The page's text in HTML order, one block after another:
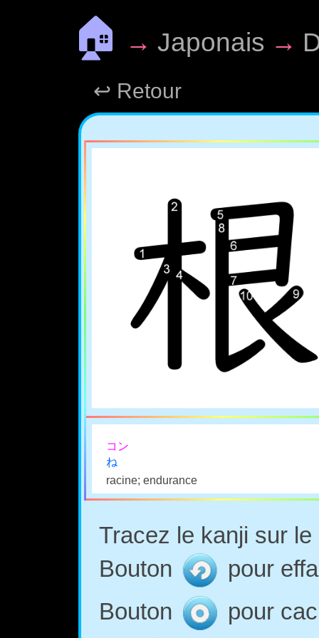
🏠 → Japonais →
↩ Retour
コン
ね
racine; endurance
Tracez le kanji sur
Bouton
pour
Bouton
pour